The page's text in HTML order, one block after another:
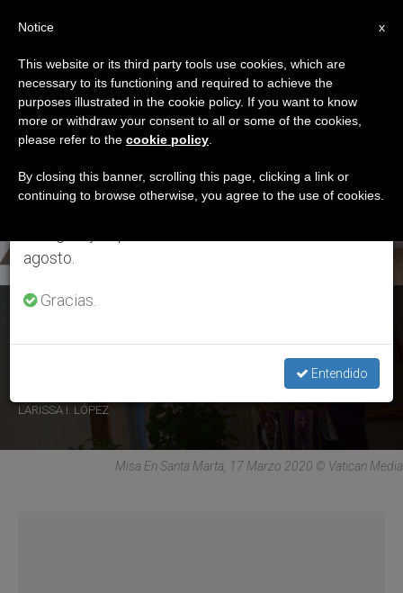
ETIQUETA
Posts Tagged ‘ser
Perdonados’
ÚLTIMAS NOTICIAS
Santa Marta: El Papa reza por los ancianos que sufren
LARISSA I. LÓPEZ
Misa En Santa Marta, 17 Marzo 2020 © Vatican Media
×
Aviso importante
Del 27 de julio al 7 de agosto haremos la pausa
anual, aprovechando que en el periodo de verano
se generan menos informaciones y también el
agosto.
Gracias.
Entendido
x
Notice
This website or its third party tools use cookies, which are
necessary to its functioning and required to achieve the
purposes illustrated in the cookie policy. If you want to know
more or withdraw your consent to all or some of the cookies,
please refer to the cookie policy
By closing this banner, scrolling this page, clicking a link or
continuing to browse otherwise, you agree to the use of cookies.